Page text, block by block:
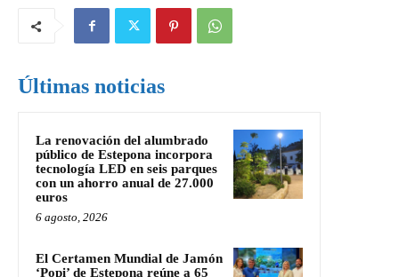
Últimas noticias
La renovación del alumbrado
público de Estepona incorpora
tecnología LED en seis parques
con un ahorro anual de 27.000
euros
6 agosto, 2026
El Certamen Mundial de Jamón
‘Popi’ de Estepona reúne a 65